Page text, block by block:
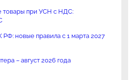
товары при УСН с НДС:
новые правила с 1 марта 2027
– август 2026 года